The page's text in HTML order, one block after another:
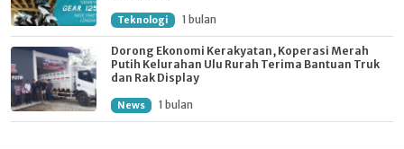
Teknologi 1 bulan
Dorong Ekonomi Kerakyatan, Koperasi Merah
Putih Kelurahan Ulu Rurah Terima Bantuan Truk
dan Rak Display
News 1 bulan